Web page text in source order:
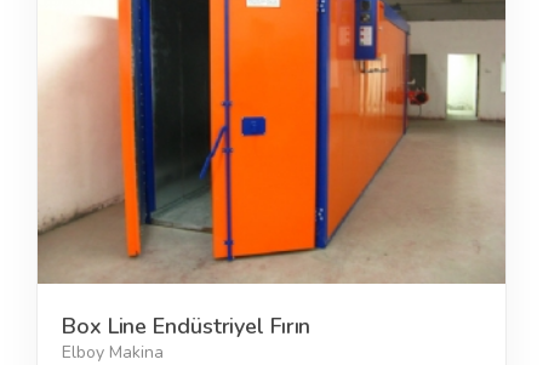
Box Line Endüstriyel Fırın
Elboy Makina